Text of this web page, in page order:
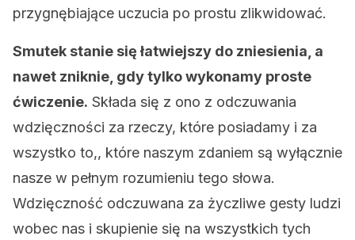
przygnębiające uczucia po prostu zlikwidować.
Smutek stanie się łatwiejszy do zniesienia, a
nawet zniknie, gdy tylko wykonamy proste
ćwiczenie. Składa się z ono z odczuwania
wdzięczności za rzeczy, które posiadamy i za
wszystko to,, które naszym zdaniem są wyłącznie
nasze w pełnym rozumieniu tego słowa.
Wdzięczność odczuwana za życzliwe gesty ludzi
wobec nas i skupienie się na wszystkich tych